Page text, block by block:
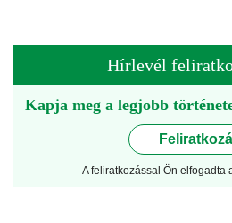
Hírlevél
Kapja meg a legjobb
A feliratkozással Ön elfogadta